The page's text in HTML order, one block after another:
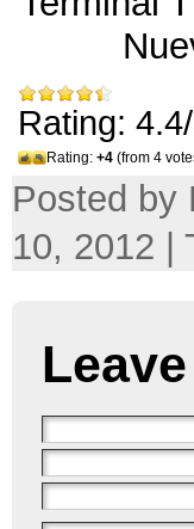
Rating: 4.4/
Rating: +4 (from 4
Posted by
10, 2012 |